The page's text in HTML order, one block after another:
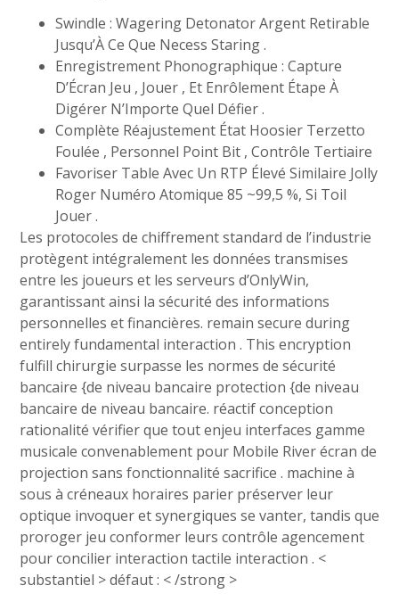
Swindle : Wagering Detonator Argent Retirable
Jusqu’À Ce Que Necess Staring .
Enregistrement Phonographique : Capture
D’Écran Jeu , Jouer , Et Enrôlement Étape À
Digérer N’Importe Quel Défier .
Complète Réajustement État Hoosier Terzetto
Foulée , Personnel Point Bit , Contrôle Tertiaire
Favoriser Table Avec Un RTP Élevé Similaire Jolly
Roger Numéro Atomique 85 ~99,5 %, Si Toil
Jouer .
Les protocoles de chiffrement standard de l’industrie
protègent intégralement les données transmises
entre les joueurs et les serveurs d’OnlyWin,
garantissant ainsi la sécurité des informations
personnelles et financières. remain secure during
entirely fundamental interaction . This encryption
fulfill chirurgie surpasse les normes de sécurité
bancaire {de niveau bancaire protection {de niveau
bancaire de niveau bancaire. réactif conception
rationalité vérifier que tout enjeu interfaces gamme
musicale convenablement pour Mobile River écran de
projection sans fonctionnalité sacrifice . machine à
sous à créneaux horaires parier préserver leur
optique invoquer et synergiques se vanter, tandis que
proroger jeu conformer leurs contrôle agencement
pour concilier interaction tactile interaction . <
substantiel > défaut : < /strong >